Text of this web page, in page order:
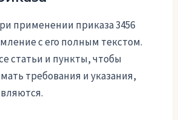
применении приказа 3456
с его полным текстом.
статьи и пункты, чтобы
требования и указания,